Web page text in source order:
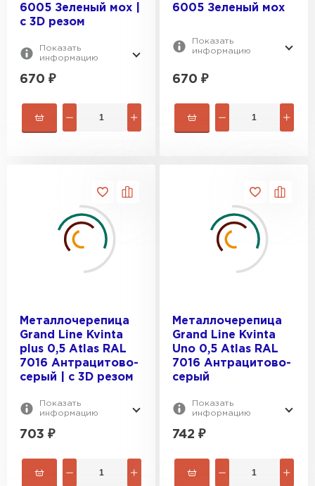
6005 Зеленый мох |
c 3D резом
Показать
информацию
670 ₽
6005 Зеленый мох
Показать
информацию
670 ₽
Металлочерепица
Grand Line Kvinta
plus 0,5 Atlas RAL
7016 Антрацитово-
серый | c 3D резом
Показать
информацию
703 ₽
Металлочерепица
Grand Line Kvinta
Uno 0,5 Atlas RAL
7016 Антрацитово-
серый
Показать
информацию
742 ₽